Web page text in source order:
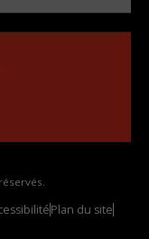
Plan du site